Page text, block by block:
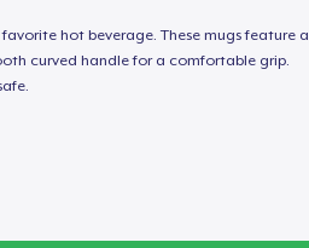
hot beverage. These mugs feature a
curved handle for a comfortable grip.